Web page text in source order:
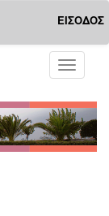
ΕΙΣΟΔΟΣ
Toggle